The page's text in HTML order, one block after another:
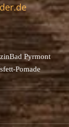
Bad Pyrmont
Pomade